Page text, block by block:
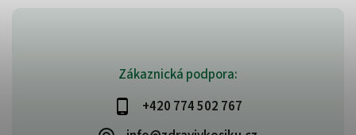
Zákaznická podpora:
+420 774 502 767